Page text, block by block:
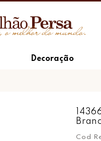
Decoração
Cod